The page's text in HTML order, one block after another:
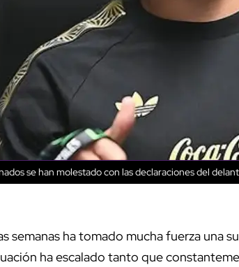
se han molestado con las declaraciones del
semanas ha tomado mucha fuerza una
ha escalado tanto que